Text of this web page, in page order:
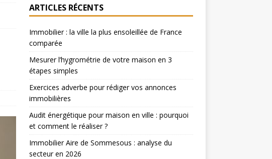
ARTICLES RÉCENTS
Immobilier : la ville la plus ensoleillée de France
comparée
Mesurer l’hygrométrie de votre maison en 3
étapes simples
Exercices adverbe pour rédiger vos annonces
immobilières
Audit énergétique pour maison en ville : pourquoi
et comment le réaliser ?
Immobilier Aire de Sommesous : analyse du
secteur en 2026